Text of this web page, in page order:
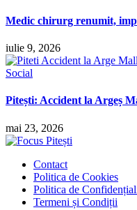
Medic chirurg renumit,
iulie 9, 2026
Social
Pitești: Accident la Argeș
mai 23, 2026
Contact
Politica de Cookies
Politica de
Termeni și Condiții